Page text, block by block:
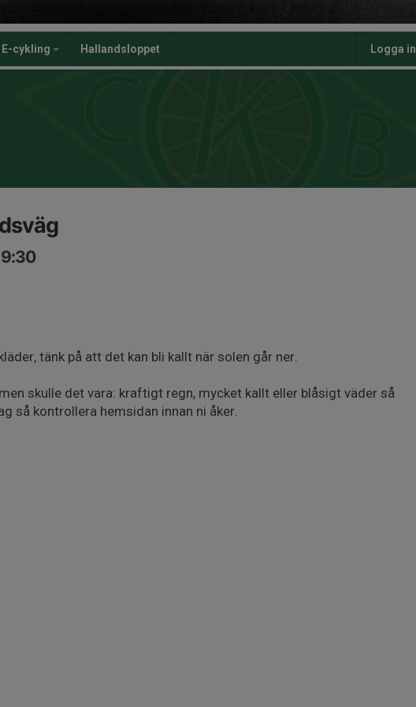
E-cykling Hallandsloppet Logga in
tänk på att det kan bli kallt när solen går ner.
skulle det vara: kraftigt regn, mycket kallt eller blåsigt väder så
så kontrollera hemsidan innan ni åker.